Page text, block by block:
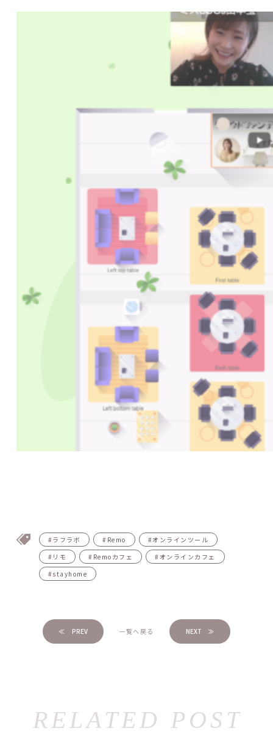
#ラフラボ #Remo
#オンラインツール
#リモ
#Remoカフェ
#オンラインカフェ
#stayhome
≪ PREV 一覧へ戻る NEXT ≫